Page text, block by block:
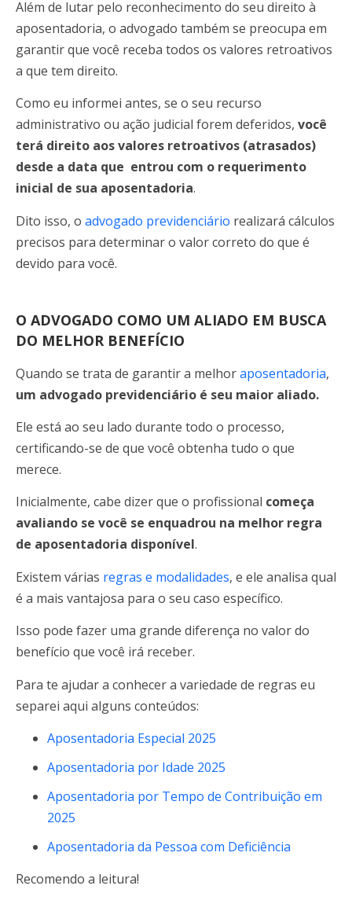
Além de lutar pelo reconhecimento do seu direito à
aposentadoria, o advogado também se preocupa em
garantir que você receba todos os valores retroativos
a que tem direito.
Como eu informei antes, se o seu recurso
administrativo ou ação judicial forem deferidos, você
terá direito aos valores retroativos (atrasados)
desde a data que entrou com o requerimento
inicial de sua aposentadoria.
Dito isso, o advogado previdenciário realizará cálculos
precisos para determinar o valor correto do que é
devido para você.
O ADVOGADO COMO UM ALIADO EM BUSCA
DO MELHOR BENEFÍCIO
Quando se trata de garantir a melhoraposentadoria,
um advogado previdenciário é seu maior aliado.
Ele está ao seu lado durante todo o processo,
certificando-se de que você obtenha tudo o que
merece.
Inicialmente, cabe dizer que o profissional começa
avaliando se você se enquadrou na melhor regra
de aposentadoria disponível.
Existem várias regras e modalidades, e ele analisa qual
é a mais vantajosa para o seu caso específico.
Isso pode fazer uma grande diferença no valor do
benefício que você irá receber.
Para te ajudar a conhecer a variedade de regras eu
separei aqui alguns conteúdos:
Aposentadoria Especial 2025
Aposentadoria por Idade 2025
Aposentadoria por Tempo de Contribuição em
2025
Aposentadoria da Pessoa com Deficiência
Recomendo a leitura!